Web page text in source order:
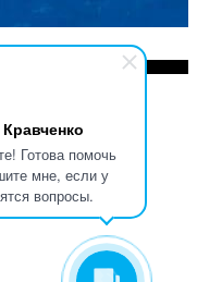
Готова помочь
мне, если у
вопросы.